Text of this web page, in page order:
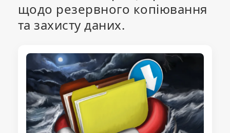
щодо резервного копіювання
та захисту даних.